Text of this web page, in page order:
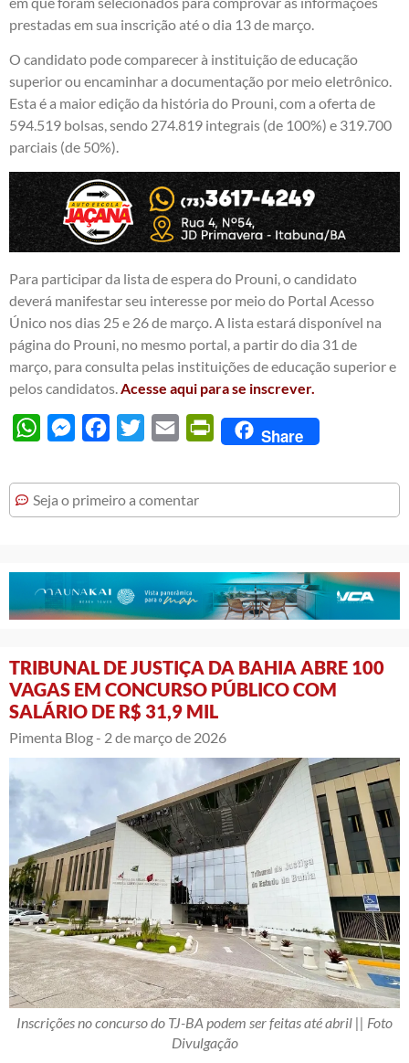
prestadas em sua inscrição até o dia 13 de março.
O candidato pode comparecer à instituição de educação
superior ou encaminhar a documentação por meio eletrônico.
Esta é a maior edição da história do Prouni, com a oferta de
594.519 bolsas, sendo 274.819 integrais (de 100%) e 319.700
parciais (de 50%).
Para participar da lista de espera do Prouni, o candidato
deverá manifestar seu interesse por meio do Portal Acesso
Único nos dias 25 e 26 de março. A lista estará disponível na
página do Prouni, no mesmo portal, a partir do dia 31 de
março, para consulta pelas instituições de educação superior e
pelos candidatos. Acesse aqui para se inscrever.
WhatsAppMessengerFacebook
Twitter Email PrintFriendly
Share
Seja o primeiro a comentar
TRIBUNAL DE JUSTIÇA DA BAHIA ABRE 100
VAGAS EM CONCURSO PÚBLICO COM
SALÁRIO DE R$ 31,9 MIL
Pimenta Blog - 2 de março de 2026
Inscrições no concurso do TJ-BA podem ser feitas até abril || Foto
Divulgação